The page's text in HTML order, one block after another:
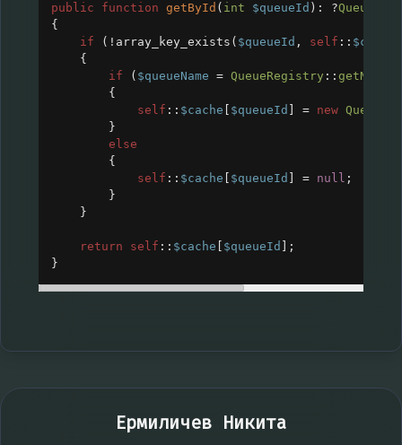
public function getById ( int $queueId ): ?Queue
{
if ( ! array_key_exists ( $queueId , self :: $cache
{
if ( $queueName = QueueRegistry ::
{
self :: $cache $queueId = new Queue
}
else
{
self :: $cache $queueId = null ;
}
}
return self :: $cache $queueId
];
}
Ермиличев Никита